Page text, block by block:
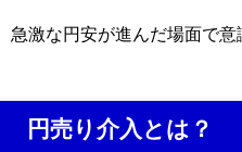
急激な円安が進んだ場面で意
円売り介入とは？